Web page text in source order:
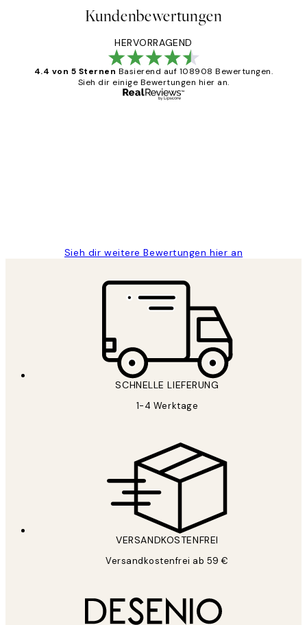
Kundenbewertungen
HERVORRAGEND
4.4 von 5 Sternen Basierend auf 108908 Bewertungen.
Sieh dir einige Bewertungen hier an.
Sieh dir weitere Bewertungen hier an
SCHNELLE LIEFERUNG
1-4 Werktage
VERSANDKOSTENFREI
Versandkostenfrei ab 59 €